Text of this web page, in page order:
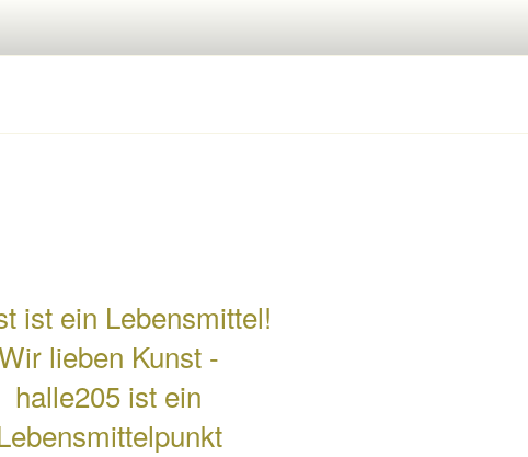
ist ein Lebensmittel!
lieben Kunst -
halle205 ist ein